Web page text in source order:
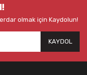
olmak için Kaydolun!
KAYDOL